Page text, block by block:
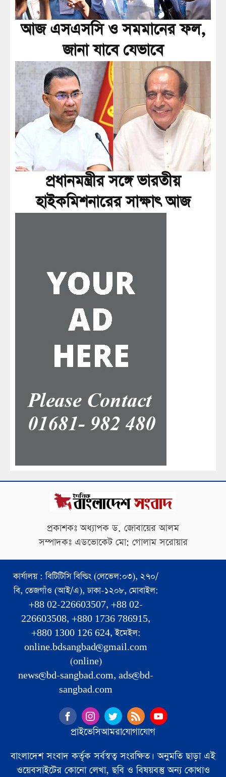
আজ এসএসসি ও সমমানের ফল,
জানা যাবে যেভাবে
প্রধানমন্ত্রীর সঙ্গে ভারতীয়
হাইকমিশনারের সাক্ষাৎ আজ
প্রকাশকঃ অধ্যাপক ড. জোবায়ের আলম
সম্পাদকঃ এডভোকেট মো: গোলাম সরোয়ার
কার্যালয় : বিটিটিসি বিল্ডিং (লেভেল:০৩), ২৭০/
বি, তেজগাঁও (আই/এ), ঢাকা-১২০৮, মোবাইল:
+88 02-226603507, +88 02-
226603508, +880 1736 786915,
+880 1300 126 624, ইমেইল:
online.bdsangbad@gmail.com
(online)
news@bd-sangbad.com, ads@bd-
sangbad.com
প্রাইভেসিআমরাযোগাযোগ
বাংলাদেশ সংবাদ কর্তৃক সর্বস্বত্ব সংরক্ষিত। অনুমতি ছাড়া এই
ওয়েবসাইটের কোনো লেখা, ছবি ও বিষয়বস্তু অন্য কোথাও